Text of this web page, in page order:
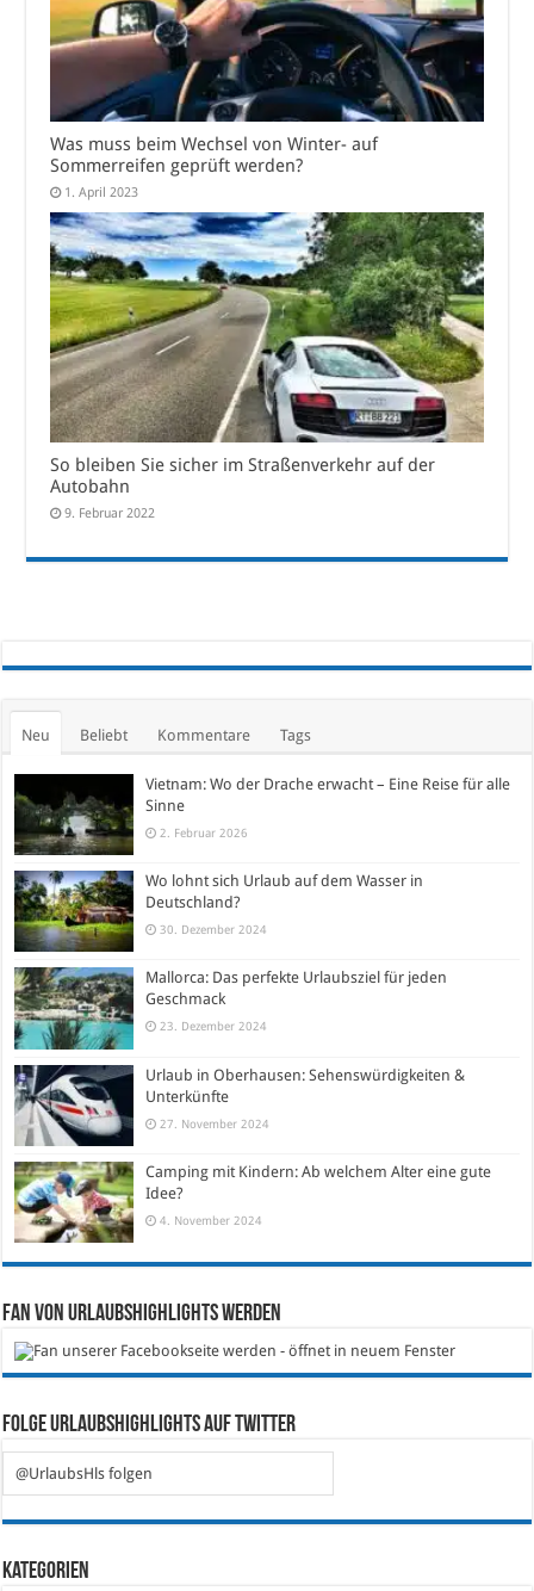
Was muss beim Wechsel von Winter- auf
Sommerreifen geprüft werden?
1. April 2023
So bleiben Sie sicher im Straßenverkehr auf der
Autobahn
9. Februar 2022
Neu Beliebt Kommentare Tags
Vietnam: Wo der Drache erwacht – Eine Reise für alle
Sinne
2. Februar 2026
Wo lohnt sich Urlaub auf dem Wasser in
Deutschland?
30. Dezember 2024
Mallorca: Das perfekte Urlaubsziel für jeden
Geschmack
23. Dezember 2024
Urlaub in Oberhausen: Sehenswürdigkeiten &
Unterkünfte
27. November 2024
Camping mit Kindern: Ab welchem Alter eine gute
Idee?
4. November 2024
Fan von Urlaubshighlights werden
Folge Urlaubshighlights auf Twitter
@UrlaubsHls folgen
Kategorien